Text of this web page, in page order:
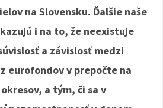
na Slovensku. Ďalšie naše
i na to, že neexistuje
a závislosť medzi
eurofondov v prepočte na
a tým, či sa v